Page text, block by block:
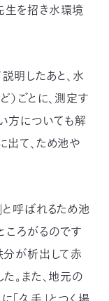
生を招き水環境
明したあと、水
）ごとに、測定す
方についても解
出て、ため池や
呼ばれるため池
ころがるのです
分が析出して赤
。また、地元の